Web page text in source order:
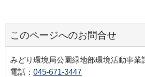
このページへのお問合せ
みどり環境局公園緑地部環境活動事業
電話： 045-671-3447